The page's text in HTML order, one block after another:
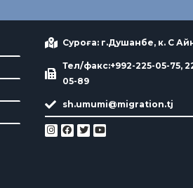
Суроға: г.Душанбе, к. С
Тел/факс:+992-225-05-75,
05-89
sh.umumi@migration.tj